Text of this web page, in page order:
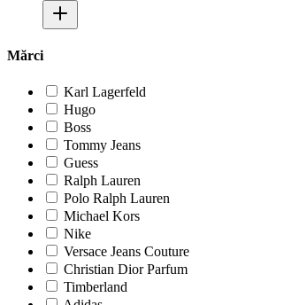
Mărci
Karl Lagerfeld
Hugo
Boss
Tommy Jeans
Guess
Ralph Lauren
Polo Ralph Lauren
Michael Kors
Nike
Versace Jeans Couture
Christian Dior Parfum
Timberland